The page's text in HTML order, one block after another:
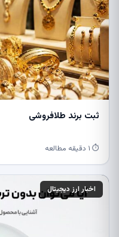
ثبت برند طلافروشی
⏱ ۱ دقیقه مطالعه
اخبار ارز دیجیتال